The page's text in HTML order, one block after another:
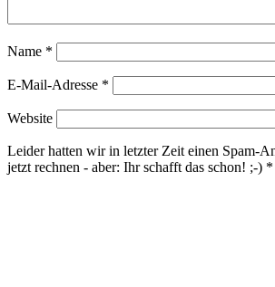
Name *
E-Mail-Adresse *
Website
Leider hatten wir in letzter Zeit einen Spam-
jetzt rechnen - aber: Ihr schafft das schon! ;-) *